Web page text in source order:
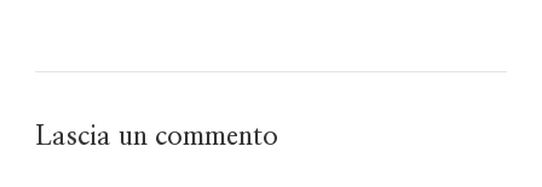
Lascia un commento